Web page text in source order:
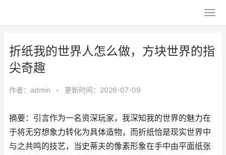
折纸我的世界人怎么做，方块世界的指
尖奇趣
作者： admin • 更新时间：2026-07-09
摘要：引言作为一名资深玩家，我深知我的世界的魅力在
于将无穷想象力转化为具体造物，而折纸恰是现实世界中
与之共鸣的技艺，当史蒂夫的像素形象在手中由平面纸张